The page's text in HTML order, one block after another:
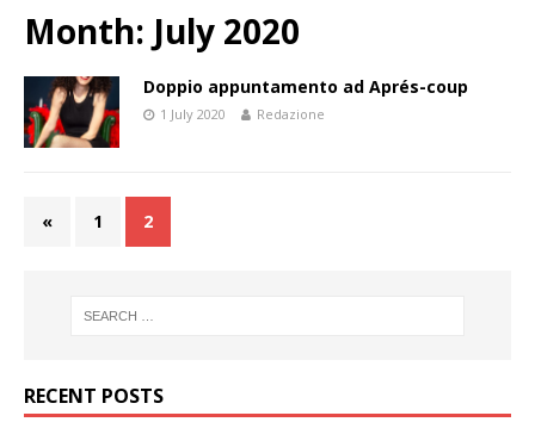
Month: July 2020
Doppio appuntamento ad Aprés-coup
1 July 2020 Redazione
« 1 2
RECENT POSTS